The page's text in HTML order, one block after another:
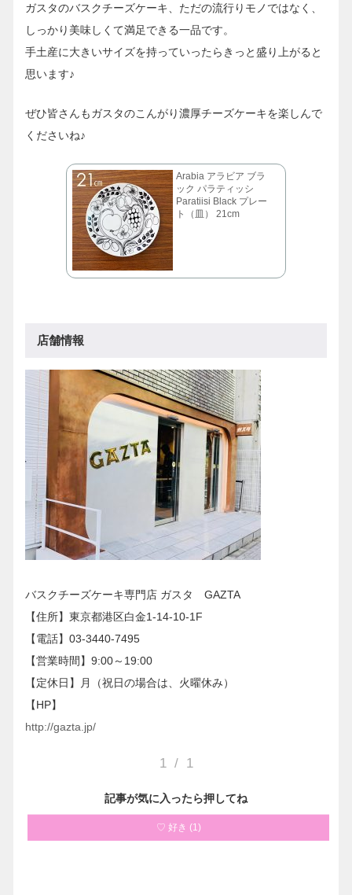
ガスタのバスクチーズケーキ、ただの流行りモノではなく、
しっかり美味しくて満足できる一品です。
手土産に大きいサイズを持っていったらきっと盛り上がると
思います♪
ぜひ皆さんもガスタのこんがり濃厚チーズケーキを楽しんで
くださいね♪
Arabia アラビア ブラ
ック パラティッシ
Paratiisi Black プレー
ト（皿） 21cm
店舗情報
バスクチーズケーキ専門店 ガスタ GAZTA
【住所】東京都港区白金1-14-10-1F
【電話】03-3440-7495
【営業時間】9:00～19:00
【定休日】月（祝日の場合は、火曜休み）
【HP】
http://gazta.jp/
1 / 1
記事が気に入ったら押してね
♡ 好き (1)